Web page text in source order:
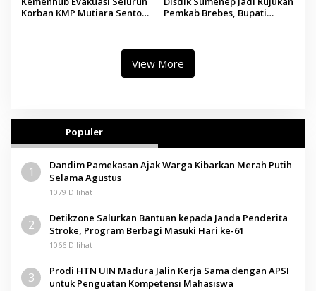
Korban KMP Mutiara Sentosa
Pemkab Brebes, Bupati
View More
Populer
1
Dandim Pamekasan Ajak Warga Kibarkan Merah Putih
Selama Agustus
1079 Dilihat
2
Detikzone Salurkan Bantuan kepada Janda Penderita
Stroke, Program Berbagi Masuki Hari ke-61
1066 Dilihat
3
Prodi HTN UIN Madura Jalin Kerja Sama dengan APSI
untuk Penguatan Kompetensi Mahasiswa